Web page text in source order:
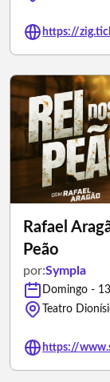
https://
Rafael
Peão
por:Sympla
Domingo -